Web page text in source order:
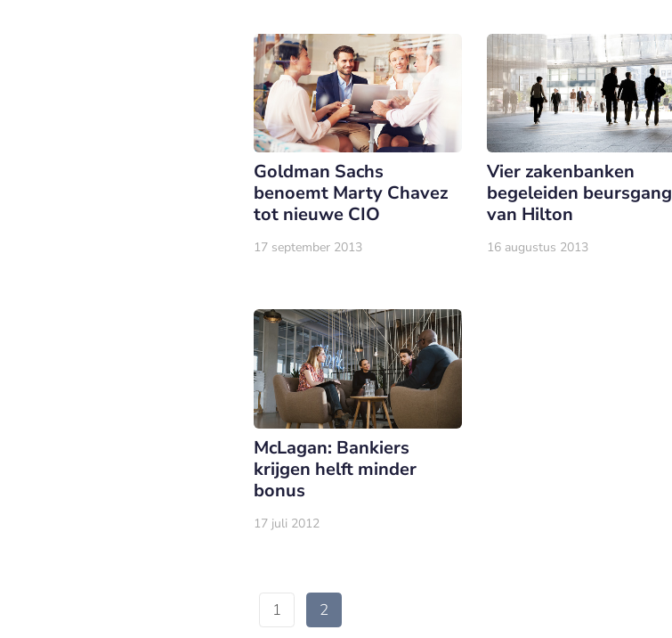
Goldman Sachs
benoemt Marty Chavez
tot nieuwe CIO
17 september 2013
Vier zakenbanken
begeleiden beursgang
van Hilton
16 augustus 2013
McLagan: Bankiers
krijgen helft minder
bonus
17 juli 2012
1 2